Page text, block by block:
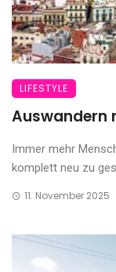
LIFESTYLE
Auswandern
Immer mehr
komplett neu zu
11. November 2025